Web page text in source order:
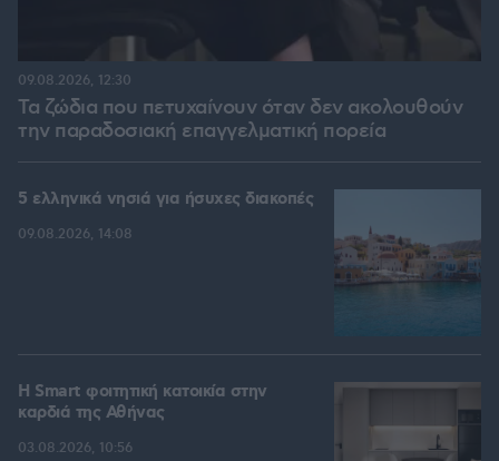
Τα ζώδια που πετυχαίνουν όταν δεν ακολουθούν
την παραδοσιακή επαγγελματική πορεία
09.08.2026, 12:30
5 ελληνικά νησιά για ήσυχες διακοπές
09.08.2026, 14:08
Η Smart φοιτητική κατοικία στην
καρδιά της Αθήνας
03.08.2026, 10:56